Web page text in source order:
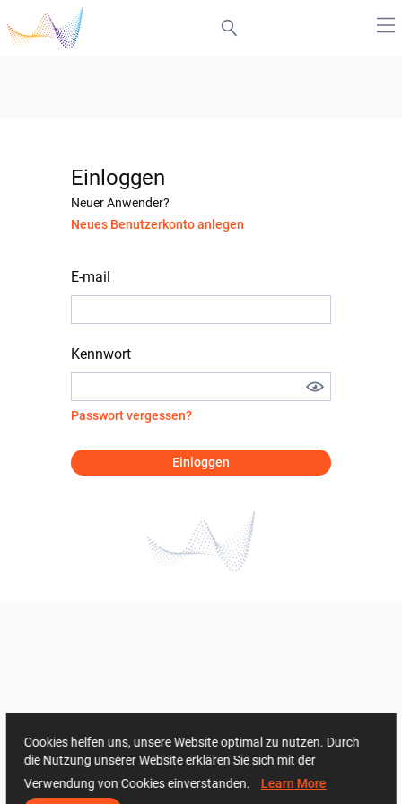
Einloggen
Neuer Anwender?
Neues Benutzerkonto anlegen
E-mail
Kennwort
Passwort vergessen?
Einloggen
Cookies helfen uns, unsere Website optimal zu nutzen. Durch
die Nutzung unserer Website erklären Sie sich mit der
Verwendung von Cookies einverstanden. Learn More